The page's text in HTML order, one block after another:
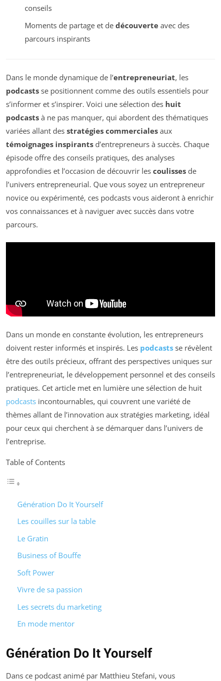
conseils
Moments de partage et de découverteavec des
parcours inspirants
Dans le monde dynamique de l’entrepreneuriat, les
podcasts se positionnent comme des outils essentiels pour
s’informer et s’inspirer. Voici une sélection des huit
podcasts à ne pas manquer, qui abordent des thématiques
variées allant des stratégies commerciales aux
témoignages inspirants d’entrepreneurs à succès. Chaque
épisode offre des conseils pratiques, des analyses
approfondies et l’occasion de découvrir les coulisses de
l’univers entrepreneurial. Que vous soyez un entrepreneur
novice ou expérimenté, ces podcasts vous aideront à enrichir
vos connaissances et à naviguer avec succès dans votre
parcours.
Dans un monde en constante évolution, les entrepreneurs
doivent rester informés et inspirés. Les podcasts se révèlent
être des outils précieux, offrant des perspectives uniques sur
l’entrepreneuriat, le développement personnel et des conseils
pratiques. Cet article met en lumière une sélection de huit
podcasts incontournables, qui couvrent une variété de
thèmes allant de l’innovation aux stratégies marketing, idéal
pour ceux qui cherchent à se démarquer dans l’univers de
l’entreprise.
Table of Contents
Génération Do It Yourself
Les couilles sur la table
Le Gratin
Business of Bouffe
Soft Power
Vivre de sa passion
Les secrets du marketing
En mode mentor
Génération Do It Yourself
Dans ce podcast animé par Matthieu Stefani, vous